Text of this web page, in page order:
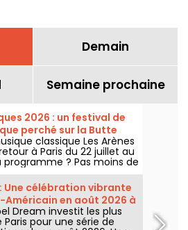
Demain
Semaine prochaine
2026 : un festival de
perché sur la Butte
classique Les Arènes
à Paris du 22 juillet au
programme ? Pas moins de
au sein des Arènes de
idyllique pour écouter
Une célébration vibrante
Américain en août 2026 à
Dream investit les plus
Paris pour une série de